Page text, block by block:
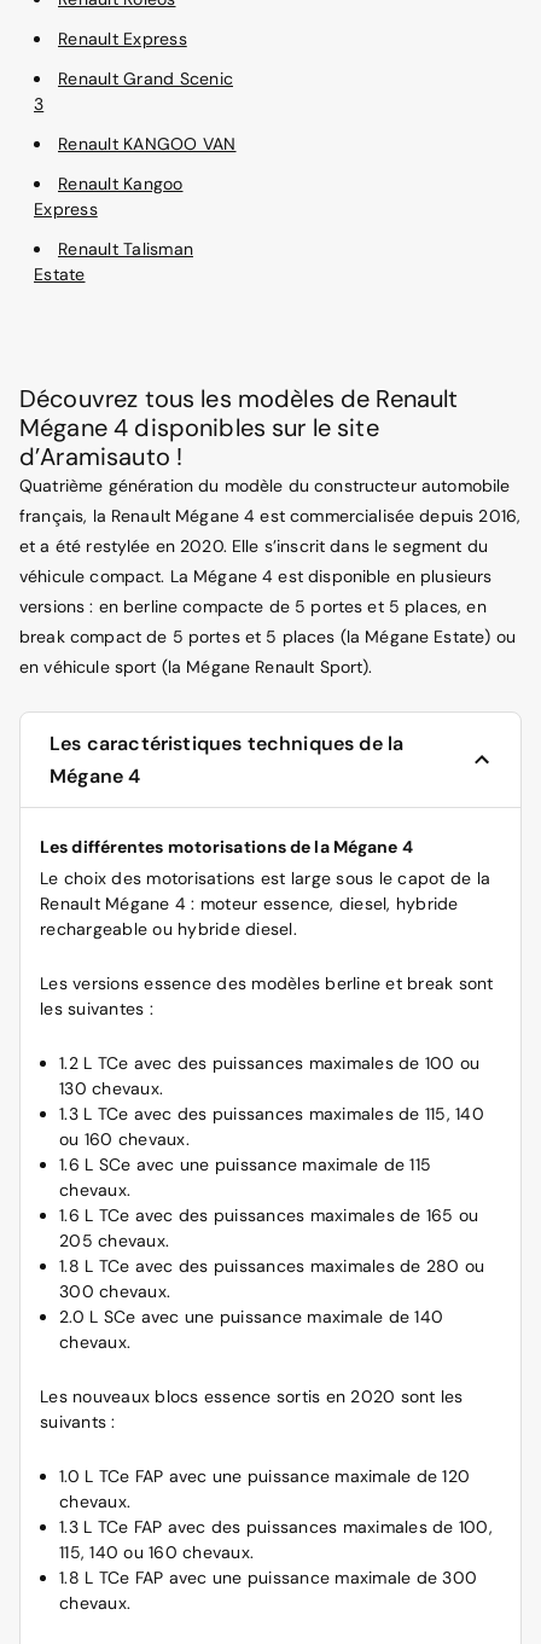
Renault Express
Renault Grand Scenic
3
Renault KANGOO VAN
Renault Kangoo
Express
Renault Talisman
Estate
Découvrez tous les modèles de Renault
Mégane 4 disponibles sur le site
d’Aramisauto !
Quatrième génération du modèle du constructeur automobile
français, la Renault Mégane 4 est commercialisée depuis 2016,
et a été restylée en 2020. Elle s’inscrit dans le segment du
véhicule compact. La Mégane 4 est disponible en plusieurs
versions : en berline compacte de 5 portes et 5 places, en
break compact de 5 portes et 5 places (la Mégane Estate) ou
en véhicule sport (la Mégane Renault Sport).
Les caractéristiques techniques de la
Mégane 4
Les différentes motorisations de la Mégane 4
Le choix des motorisations est large sous le capot de la
Renault Mégane 4 : moteur essence, diesel, hybride
rechargeable ou hybride diesel.
Les versions essence des modèles berline et break sont
les suivantes :
1.2 L TCe avec des puissances maximales de 100 ou
130 chevaux.
1.3 L TCe avec des puissances maximales de 115, 140
ou 160 chevaux.
1.6 L SCe avec une puissance maximale de 115
chevaux.
1.6 L TCe avec des puissances maximales de 165 ou
205 chevaux.
1.8 L TCe avec des puissances maximales de 280 ou
300 chevaux.
2.0 L SCe avec une puissance maximale de 140
chevaux.
Les nouveaux blocs essence sortis en 2020 sont les
suivants :
1.0 L TCe FAP avec une puissance maximale de 120
chevaux.
1.3 L TCe FAP avec des puissances maximales de 100,
115, 140 ou 160 chevaux.
1.8 L TCe FAP avec une puissance maximale de 300
chevaux.